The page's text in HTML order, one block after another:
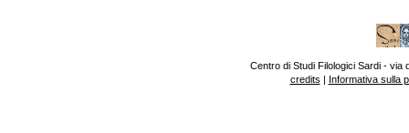
Centro di Studi Filologici Sardi - via
credits | Informativa sulla